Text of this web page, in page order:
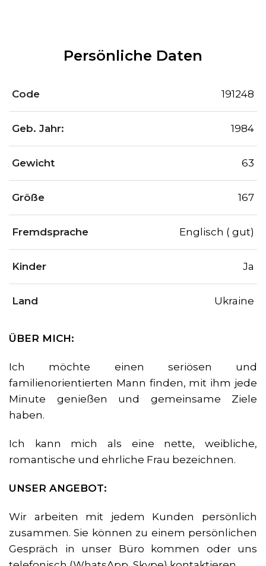
Persönliche Daten
Code 191248
Geb. Jahr: 1984
Gewicht 63
Größe 167
Fremdsprache Englisch ( gut)
Kinder Ja
Land Ukraine
ÜBER MICH:
Ich möchte einen seriösen und
familienorientierten Mann finden, mit ihm jede
Minute genießen und gemeinsame Ziele
haben.
Ich kann mich als eine nette, weibliche,
romantische und ehrliche Frau bezeichnen.
UNSER ANGEBOT:
Wir arbeiten mit jedem Kunden persönlich
zusammen. Sie können zu einem persönlichen
Gespräch in unser Büro kommen oder uns